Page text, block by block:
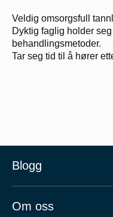
Veldig omsorgsfull
Dyktig faglig holder
behandlingsmetoder.
Tar seg tid til å hører
Blogg
Om oss